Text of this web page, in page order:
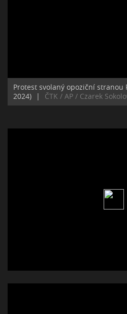
Protest svolaný opoziční stranou
2024)
| ČTK / AP / Czarek